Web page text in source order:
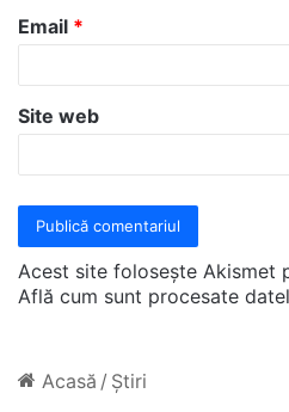
*
Email *
Site web
Acest site folosește Akismet
Află cum sunt procesate